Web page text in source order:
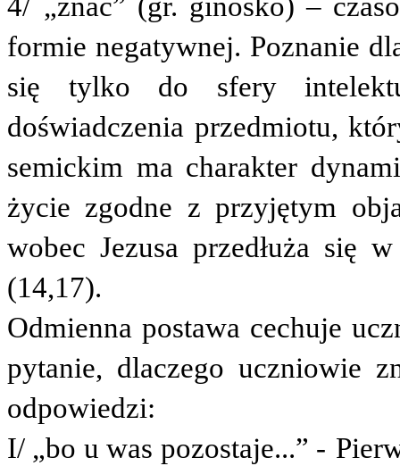
4/ „znać” (gr. ginōskō) –
formie negatywnej. Poznanie
się tylko do sfery
doświadczenia przedmiotu,
semickim ma charakter
życie zgodne z przyjętym
wobec Jezusa przedłuża się
(14,17).
Odmienna postawa cechuje
pytanie, dlaczego uczniowie
odpowiedzi:
I/ „bo u was pozostaje...” -